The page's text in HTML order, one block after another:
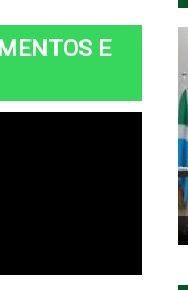
E